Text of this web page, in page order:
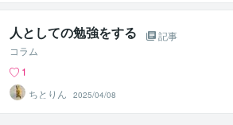
人としての勉強をする
記事
コラム
1
ちとりん
2025/04/08